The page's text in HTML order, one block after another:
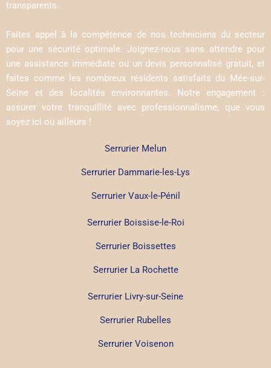
transparents.
Faites appel à la compétence de nos techniciens du secteur
pour une sécurité optimale. Joignez-nous sans attendre pour
une assistance immédiate ou un devis personnalisé gratuit, et
faites comme les nombreux résidents satisfaits du Mée-sur-
Seine et des localités environnantes. Notre engagement :
assurer votre tranquillité avec professionnalisme, que vous
soyez ici ou ailleurs !
Serrurier Melun
Serrurier Dammarie-les-Lys
Serrurier Vaux-le-Pénil
Serrurier Boissise-le-Roi
Serrurier Boissettes
Serrurier La Rochette
Serrurier Livry-sur-Seine
Serrurier Rubelles
Serrurier Voisenon